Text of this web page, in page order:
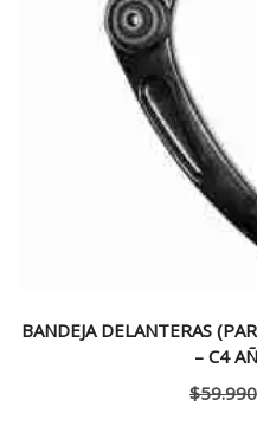
BANDEJA DELANTERAS
– C4
$59.990